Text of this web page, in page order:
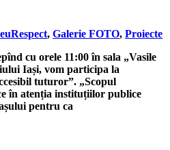
, Galerie FOTO, Proiecte
cu orele 11:00 în sala „Vasile
Iași, vom participa la
tuturor”. „Scopul
în atenția instituțiilor publice
pentru ca